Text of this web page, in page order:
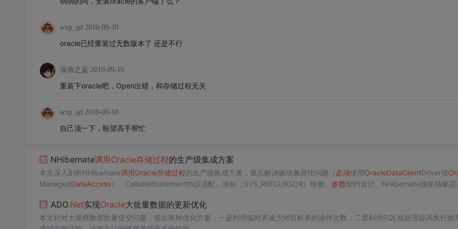
wxp_qd 2010-09-10
oracle已经重装过无数版本了 还是不行
深海之蓝 2010-09-10
重装下oracle吧，Open出错，和存储过程无关
wxp_qd 2010-09-10
自己顶一下，盼望高手帮忙
NHibernate调用Oracle存储过程的生产级集成方案
本文深入剖析NHibernate调用Oracle存储过程的生产级集成方案，重点解决驱动兼容性问题（ 必须使用OracleDataClientDriver或
ManagedDataAccess）、CallableStatement协议适配、游标（SYS_REFCURSOR）映射、 参数契约设计、NHibernate连接抽象层
ADO.Net实现Oracle大批量数据的更新优化
本文针对大规模数据批量提交问题，提出两种优化方案：一是利用临时表减少对目标表的操作次数；二是利用SQL批处理提高执行效